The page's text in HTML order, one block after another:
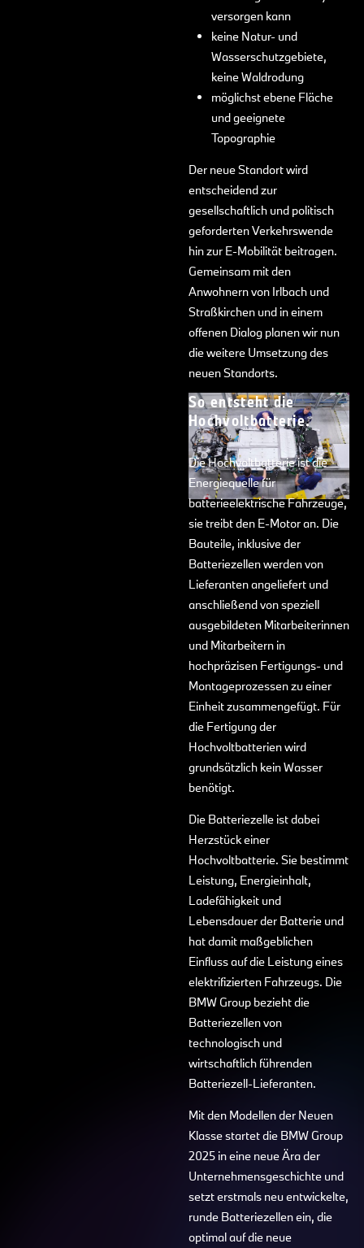
versorgen kann
keine Natur- und
Wasserschutzgebiete,
keine Waldrodung
möglichst ebene Fläche
und geeignete
Topographie
Der neue Standort wird
entscheidend zur
gesellschaftlich und politisch
geforderten Verkehrswende
hin zur E-Mobilität beitragen.
Gemeinsam mit den
Anwohnern von Irlbach und
Straßkirchen und in einem
offenen Dialog planen wir nun
die weitere Umsetzung des
neuen Standorts.
So entsteht die
Hochvoltbatterie.
Die Hochvoltbatterie ist die
Energiequelle für
batterieelektrische Fahrzeuge,
sie treibt den E-Motor an. Die
Bauteile, inklusive der
Batteriezellen werden von
Lieferanten angeliefert und
anschließend von speziell
ausgebildeten Mitarbeiterinnen
und Mitarbeitern in
hochpräzisen Fertigungs- und
Montageprozessen zu einer
Einheit zusammengefügt. Für
die Fertigung der
Hochvoltbatterien wird
grundsätzlich kein Wasser
benötigt.
Die Batteriezelle ist dabei
Herzstück einer
Hochvoltbatterie. Sie bestimmt
Leistung, Energieinhalt,
Ladefähigkeit und
Lebensdauer der Batterie und
hat damit maßgeblichen
Einfluss auf die Leistung eines
elektrifizierten Fahrzeugs. Die
BMW Group bezieht die
Batteriezellen von
technologisch und
wirtschaftlich führenden
Batteriezell-Lieferanten.
Mit den Modellen der Neuen
Klasse startet die BMW Group
2025 in eine neue Ära der
Unternehmensgeschichte und
setzt erstmals neu entwickelte,
runde Batteriezellen ein, die
optimal auf die neue